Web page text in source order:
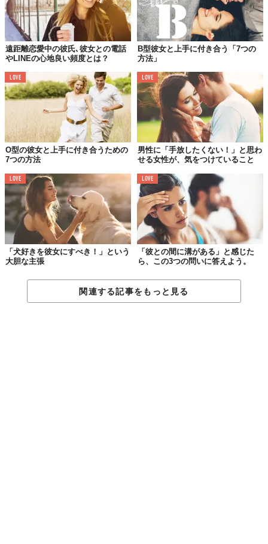
アメリカ人男性というと、女性に対してストレートに甘い言葉を
囁いてくれるイメージがある。が、彼らはたやすく「I love you」
というフレーズは口にしない。
Dating期間には決して言うことはないし、もし口にする男性がい
るとしたら、彼は泥酔しているか、ろくでもない奴と断言しても
よい。なので、一種のバロメーターにもなる。
晴れて恋人同士となると「I like you」というフレーズで愛情表現
をする。それが「I like you so much」「I like you very much」に
なり、最終形態として「I love you」に変わるらしい。
これを言われるまでの期間は、カップルによって様々。恋人同士
になってから1ヶ月で言われるカップルもいれば、1年以上かかる
カップルもいるとか。 マサチューセッツ工科大学のリサーチによ
ると、男性は付き合い始めてから97日を過ぎたあたりで、「I love
you」というフレーズを口にしようかを、考え始めるらしい。
約3ヶ月間かけて、その相手が “I love youに値するか” を見極める
というのだ。この統計に関しては、アメリカ人女性も同様の意見
を持っており、3ヶ月〜1年以内に言われるのが良い案配だと考え
遠距離恋愛中の彼氏､彼女との電話
やLINEの心地良い頻度とは？
B型彼女と上手に付き合う「7つの
方法」
LOVE
O型の彼女と上手に付き合うための
7つの方法
LOVE
男性に「手放したくない！」と思わ
せる女性が、気をつけていること
LOVE
「犬好きを彼女にすべき！」という
大胆な主張
LOVE
「彼との間に溝がある」と感じた
ら、この3つの問いに答えよう。
関連する記事をもっと見る